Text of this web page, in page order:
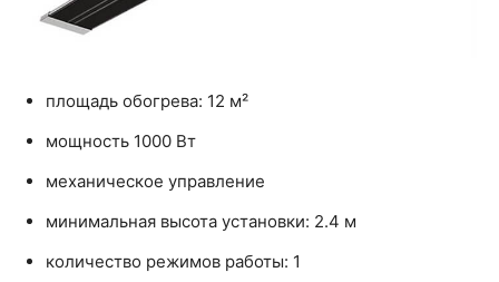
площадь обогрева: 12 м²
мощность 1000 Вт
механическое управление
минимальная высота установки: 2.4 м
количество режимов работы: 1